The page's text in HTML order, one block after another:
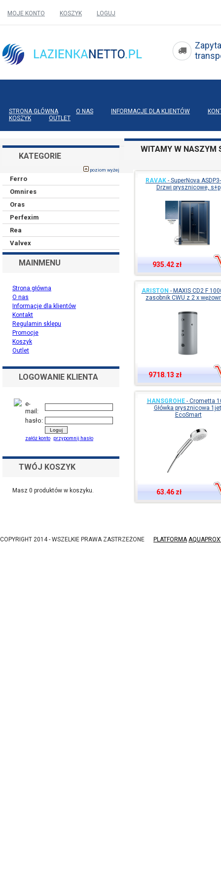
MOJE KONTO KOSZYK LOGUJ
STRONA GŁÓWNA O NAS INFORMACJE DLA KLIENTÓW
KOSZYK
OUTLET
KATEGORIE
poziom wyżej
Ferro
Omnires
Oras
Perfexim
Rea
Valvex
MAINMENU
Strona główna
O nas
Informacje dla klientów
Kontakt
Regulamin sklepu
Promocje
Koszyk
Outlet
LOGOWANIE KLIENTA
e-
mail:
hasło:
załóż konto przypomnij hasło
TWÓJ KOSZYK
Masz 0 produktów w koszyku.
WITAMY W NASZYM
RAVAK - SuperNova
Drzwi prysznicowe, s+p
935.42 zł
ARISTON -MAXIS CD2 F
zasobnik CWU z 2 x
9718.13 zł
HANSGROHE -Crometta
Główka prysznicowa
EcoSmart
63.46 zł
COPYRIGHT 2014 - WSZELKIE PRAWA ZASTRZEŻONE PLATFORMA